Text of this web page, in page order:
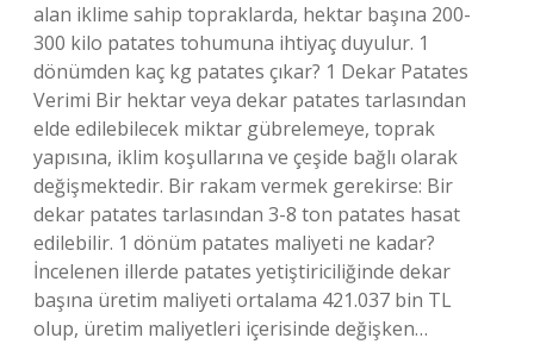
alan iklime sahip topraklarda, hektar başına 200-
300 kilo patates tohumuna ihtiyaç duyulur. 1
dönümden kaç kg patates çıkar? 1 Dekar Patates
Verimi Bir hektar veya dekar patates tarlasından
elde edilebilecek miktar gübrelemeye, toprak
yapısına, iklim koşullarına ve çeşide bağlı olarak
değişmektedir. Bir rakam vermek gerekirse: Bir
dekar patates tarlasından 3-8 ton patates hasat
edilebilir. 1 dönüm patates maliyeti ne kadar?
İncelenen illerde patates yetiştiriciliğinde dekar
başına üretim maliyeti ortalama 421.037 bin TL
olup, üretim maliyetleri içerisinde değişken…